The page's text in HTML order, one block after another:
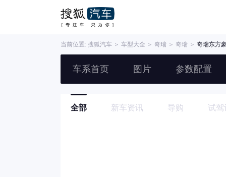
当前位置: 搜狐汽车 ＞ 车型大全 ＞ 奇瑞 ＞ 奇瑞 ＞ 奇瑞东方
车系首页 图片 参数配置
全部 新车资讯 导购 试驾